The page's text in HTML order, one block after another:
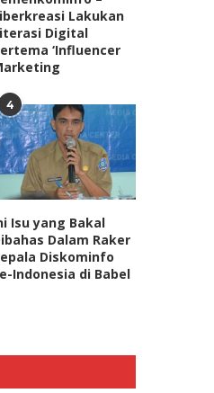
Penghentian Kasus Hogi
Sudah Sesuai dengan
Lakukan
Digital
‘Influencer
4
Isu yang Bakal
Dalam Raker
Diskominfo
Indonesia di Babel